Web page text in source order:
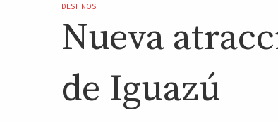
DESTINOS
Nueva
de Iguazú